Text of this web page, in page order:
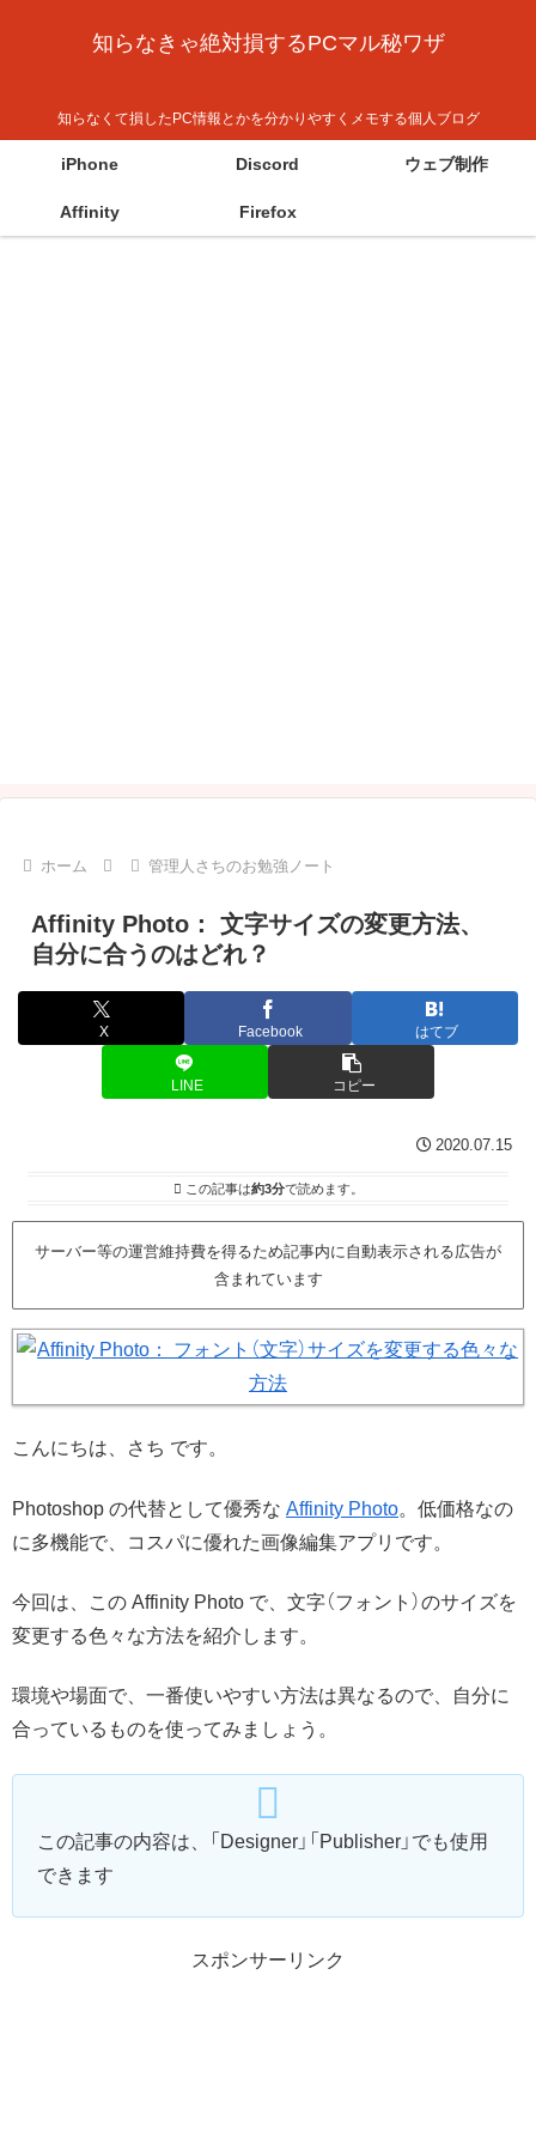
知らなきゃ絶対損するPCマル秘ワザ
知らなくて損したPC情報とかを分かりやすくメモする個人ブログ
iPhone Discord ウェブ制作
Affinity Firefox
ホーム 管理人さちのお勉強ノート
Affinity Photo： 文字サイズの変更方法、
自分に合うのはどれ？
X Facebook はてブ
LINE コピー
2020.07.15
この記事は約3分で読めます。
サーバー等の運営維持費を得るため記事内に自動表示される広告が
含まれています
こんにちは、さち です。
Photoshop の代替として優秀な Affinity Photo。低価格なの
に多機能で、コスパに優れた画像編集アプリです。
今回は、この Affinity Photo で、文字（フォント）のサイズを
変更する色々な方法を紹介します。
環境や場面で、一番使いやすい方法は異なるので、自分に
合っているものを使ってみましょう。
この記事の内容は、「Designer」「Publisher」でも使用
できます
スポンサーリンク